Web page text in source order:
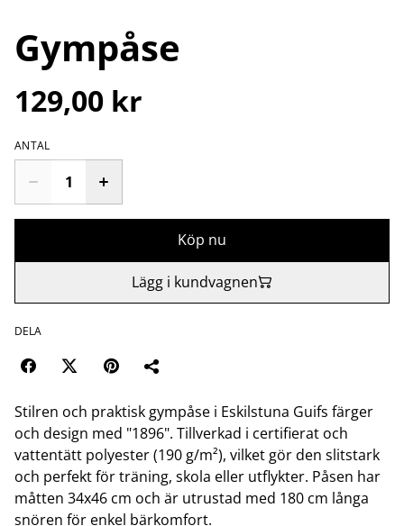
Gympåse
129,00 kr
ANTAL
Köp nu
Lägg i kundvagnen
DELA
Stilren och praktisk gympåse i Eskilstuna Guifs färger
och design med "1896". Tillverkad i certifierat och
vattentätt polyester (190 g/m²), vilket gör den slitstark
och perfekt för träning, skola eller utflykter. Påsen har
måtten 34x46 cm och är utrustad med 180 cm långa
snören för enkel bärkomfort.